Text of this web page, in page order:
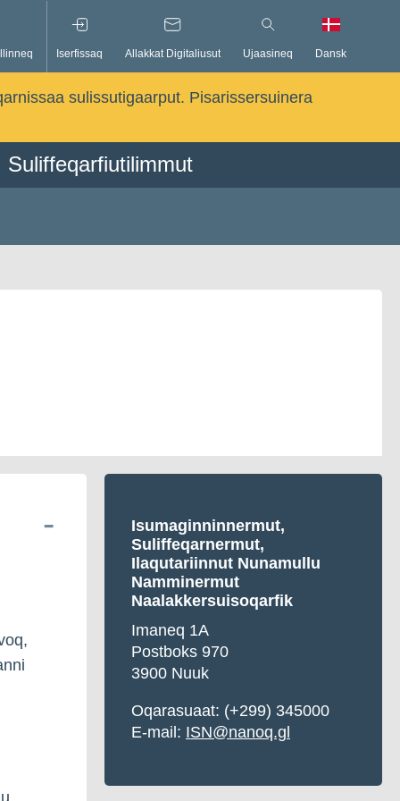
Iserfissaq Allakkat Digitaliusut Ujaasineq Dansk
sulissutigaarput. Pisarissersuinera
Suliffeqarfiutilimmut
Isumaginninnermut,
Suliffeqarnermut,
Ilaqutariinnut Nunamullu
Namminermut
Naalakkersuisoqarfik
Imaneq 1A
Postboks 970
3900 Nuuk
Oqarasuaat: (+299) 345000
E-mail: ISN@nanoq.gl